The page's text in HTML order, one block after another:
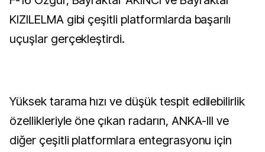
KIZILELMA gibi çeşitli platformlarda başarılı
uçuşlar gerçekleştirdi.
Yüksek tarama hızı ve düşük tespit edilebilirlik
özellikleriyle öne çıkan radarın, ANKA-III ve
diğer çeşitli platformlara entegrasyonu için